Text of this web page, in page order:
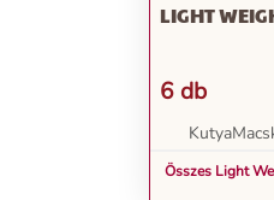
LIGHT
6 db
Összes Light